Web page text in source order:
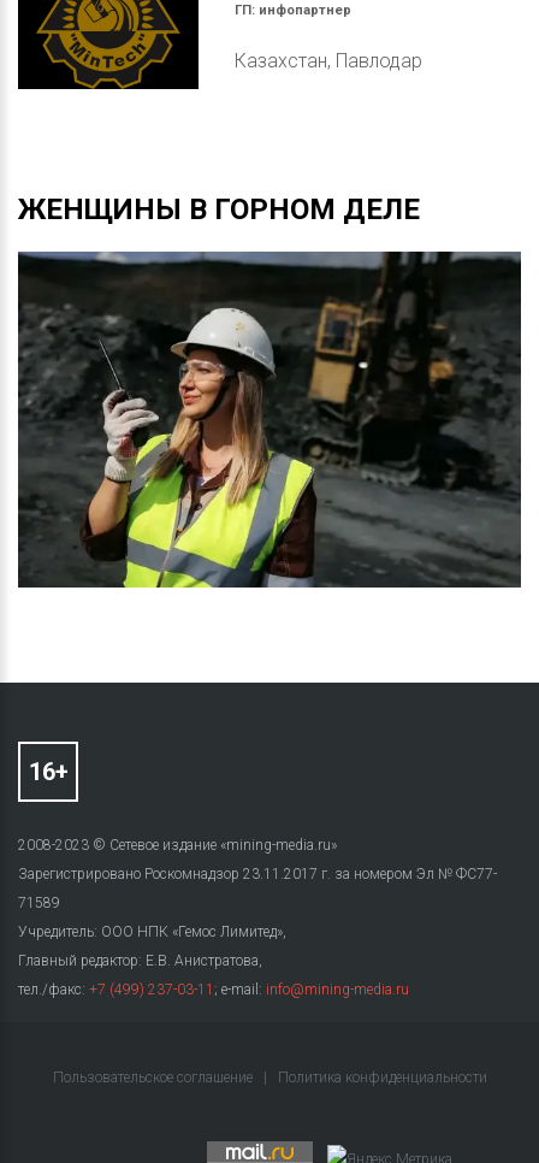
ГП: инфопартнер
Казахстан, Павлодар
ЖЕНЩИНЫ В ГОРНОМ ДЕЛЕ
2008-2023 © Сетевое издание «mining-media.ru»
Зарегистрировано Роскомнадзор 23.11.2017 г. за номером Эл № ФС77-
71589
Учредитель: ООО НПК «Гемос Лимитед»,
Главный редактор: Е.В. Анистратова,
тел./факс: +7 (499) 237-03-11 ; e-mail: info@mining-media.ru
Пользовательское соглашение Политика конфиденциальности